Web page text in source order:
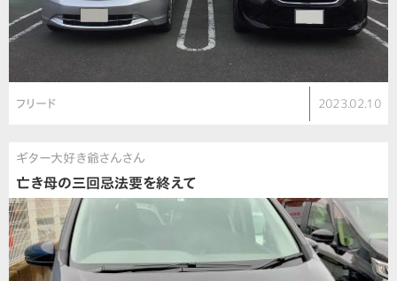
フリード 2023.02.10
ギター大好き爺さんさん
亡き母の三回忌法要を終えて